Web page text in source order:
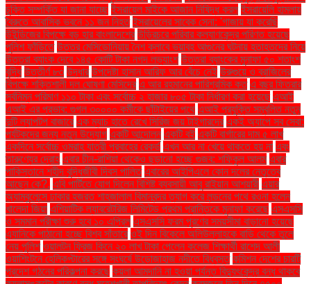
চুক্তি সম্পর্কিত যা জানা যাচ্ছে ইসরায়েল মাইকে আজান নিষিদ্ধ করল ইসরায়েলি হামলায়
বৈরুতে আবাসিক ভবনে ১১ জন নিহত ইসরায়েলের সাবেক সেনা: 'গাজায় যা করেছি
উইন্ডিজের বিপক্ষে বড় হার বাংলাদেশের উড়িরচরে পরিবার কল্যাণকেন্দ্র পরিণত হয়েছে
পুলিশ ফাঁড়িতে উত্তর মেসিডোনিয়ায় নৈশ ক্লাবে ভয়াবহ আগুনের ঘটনায় হতাহতদের নিয়ে
উত্তরা ব্যাংক দেবে ১৪৫ কোটি টাকা নগদ লভ্যাংশ উত্তরা ব্যাংকের মুনাফা ৫০ শতাংশ
বৃদ্ধি উত্তীর্ণ ৮৩ উদ্ধার উপদেষ্টা হাসান আরিফ আর বেঁচে নেই উরুগুয়ে ও ব্রাজিলের
বিপক্ষে শক্তিশালী দল ঘোষণা মেসিদের এ আর রহমানের পারিশ্রমিক কত এ বছর ফিতরার
সর্বনিম্ন পরিমাণ ১১০ টাকা এবং সর্বোচ্চ ২ হাজার ৮০৫ টাকা নির্ধারণ করা হয়েছে এআই
এআই এর প্রভাব: গুগল ৩০০০০ কর্মীকে ছাঁটাইয়ের পথে এআই প্রযুক্তি সম্বলিত নতুন
দুটি ল্যাপটপ বাজারে এক ম্যাচ হাতে রেখে সিরিজ জয় টাইগারদের একই অ্যাপে সব সেবা:
পর্যটকদের জন্য নতুন উদ্যোগ একটি আন্দোলন একটি বই একটি বার্গারের দাম ৫ লাখ
একদিনে সর্বোচ্চ ওমরাহ যাত্রী প্রবাহের রেকর্ড এখন আর না খেয়ে থাকতে হয় না এবং
তারুণ্যের দ্রোহ এবার চীন-রাশিয়া থেকেও ছড়ানো হচ্ছে গুজব: শফিকুল আলম এবার
পাকিস্তানে শহীদ বুদ্ধিজীবী দিবস পালিত এবারের আইপিএলে কোন দলের নেতৃত্বে
আছেন কে?. এবি পার্টিতে যোগ দিলেন বিশিষ্ট ব্যবসায়ী আবু রাইয়ান আশয়ারী এয়ার
অ্যাম্বুলেন্সে ঢাকার হজরত শাহজালাল বিমানবন্দর ত্যাগ করে লন্ডনের পথে রওনা হলেন
খালেদা জিয়া এশিয়াটিক ল্যাবরেটরিজ লিমিটেড প্রথম প্রান্তিকে মুনাফা করেছে এসএসসি
ও সমমান পরীক্ষা শুরু হবে ১০ এপ্রিল এসএসসি ফরম পূরণের সময়সীমা বাড়ানো হয়েছে
এ্যানিকে পাঠানো হচ্ছে বিশ্ব সাঁতারে ওই দিন বিকেলে অলিউল্লাহকে বাড়ি থেকে তুলে
নেয় পুলিশ ওয়ালটন ফ্রিজ কিনে ২০ লাখ টাকা পেলেন কলেজ শিক্ষার্থী রাশেদ আলী
ওয়াশিংটনে হেলিকপ্টারের সঙ্গে সংঘর্ষে উড়োজাহাজ নদীতে বিধ্বস্ত কমিশন দেশের চারটি
প্রদেশ গঠনের পরিকল্পনা করছে কয়লা আমদানি না হওয়া পর্যন্ত বিদ্যুৎকেন্দ্র বন্ধ থাকবে